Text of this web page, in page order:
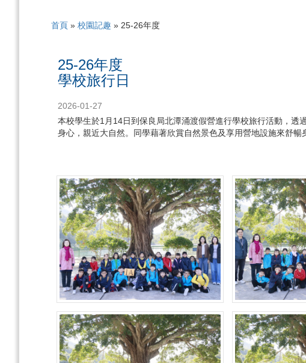
首頁» 校園記趣 » 25-26年度
25-26年度
學校旅行日
2026-01-27
本校學生於1月14日到保良局北潭涌渡假營進行學校旅行活動，
身心，親近大自然。同學藉著欣賞自然景色及享用營地設施來舒暢